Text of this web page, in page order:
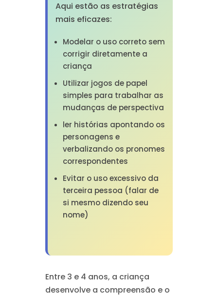
Aqui estão as estratégias
mais eficazes:
Modelar o uso correto sem
corrigir diretamente a
criança
Utilizar jogos de papel
simples para trabalhar as
mudanças de perspectiva
ler histórias apontando os
personagens e
verbalizando os pronomes
correspondentes
Evitar o uso excessivo da
terceira pessoa (falar de
si mesmo dizendo seu
nome)
Entre 3 e 4 anos, a criança
desenvolve a compreensão e o